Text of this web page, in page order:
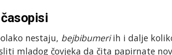
nestaju, bejbibumeriih i dalje
mladog čovjeka da čita papirnate